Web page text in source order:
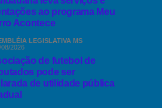
ao programa Meu
Acontece
LEGISLATIVA MS
08/2026
de futebol de
pode ser
de utilidade pública